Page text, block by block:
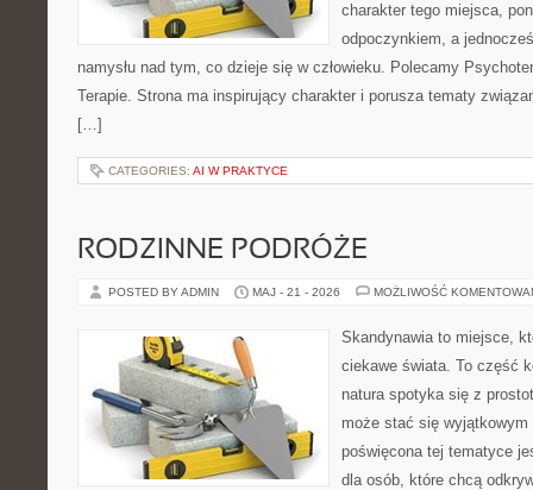
charakter tego miejsca,
odpoczynkiem, a
namysłu nad tym, co dzieje się w człowieku. Polecamy
Terapie. Strona ma inspirujący charakter i porusza tematy
[…]
CATEGORIES: AI W PRAKTYCE
RODZINNE PODRÓŻE
POSTED BY ADMIN MAJ - 21 - 2026 MOŻLIWOŚĆ
Skandynawia to miejsce,
ciekawe świata. To część
natura spotyka się z
może stać się
poświęcona tej tematyce
dla osób, które chcą